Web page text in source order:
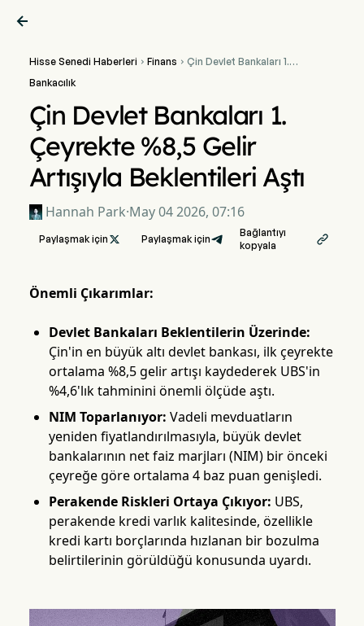

Hisse Senedi Haberleri  Finans  Çin Devlet Bankaları 1.
Bankacılık
Çin Devlet Bankaları 1.
Çeyrekte %8,5 Gelir
Artışıyla Beklentileri Aştı
Hannah Park·May 04 2026, 07:16
Paylaşmak için  Paylaşmak için
Bağlantıyı
kopyala

Önemli Çıkarımlar:
Devlet Bankaları Beklentilerin Üzerinde:
Çin'in en büyük altı devlet bankası, ilk çeyrekte
ortalama %8,5 gelir artışı kaydederek UBS'in
%4,6'lık tahminini önemli ölçüde aştı.
NIM Toparlanıyor: Vadeli mevduatların
yeniden fiyatlandırılmasıyla, büyük devlet
bankalarının net faiz marjları (NIM) bir önceki
çeyreğe göre ortalama 4 baz puan genişledi.
Perakende Riskleri Ortaya Çıkıyor: UBS,
perakende kredi varlık kalitesinde, özellikle
kredi kartı borçlarında hızlanan bir bozulma
belirtilerinin görüldüğü konusunda uyardı.